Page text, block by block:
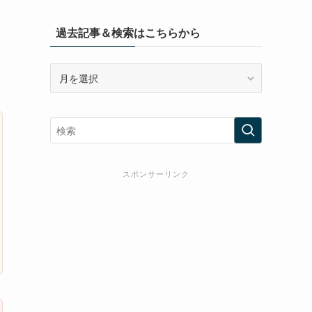
過去記事＆検索はこちらから
事
＆
検
スポンサーリンク